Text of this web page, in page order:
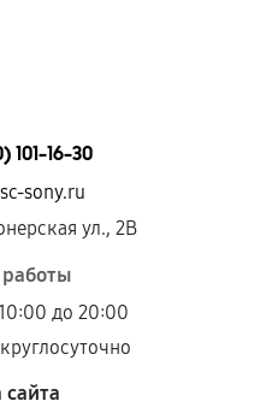
101-16-30
sony.ru
ул., 2В
до 20:00
сайта